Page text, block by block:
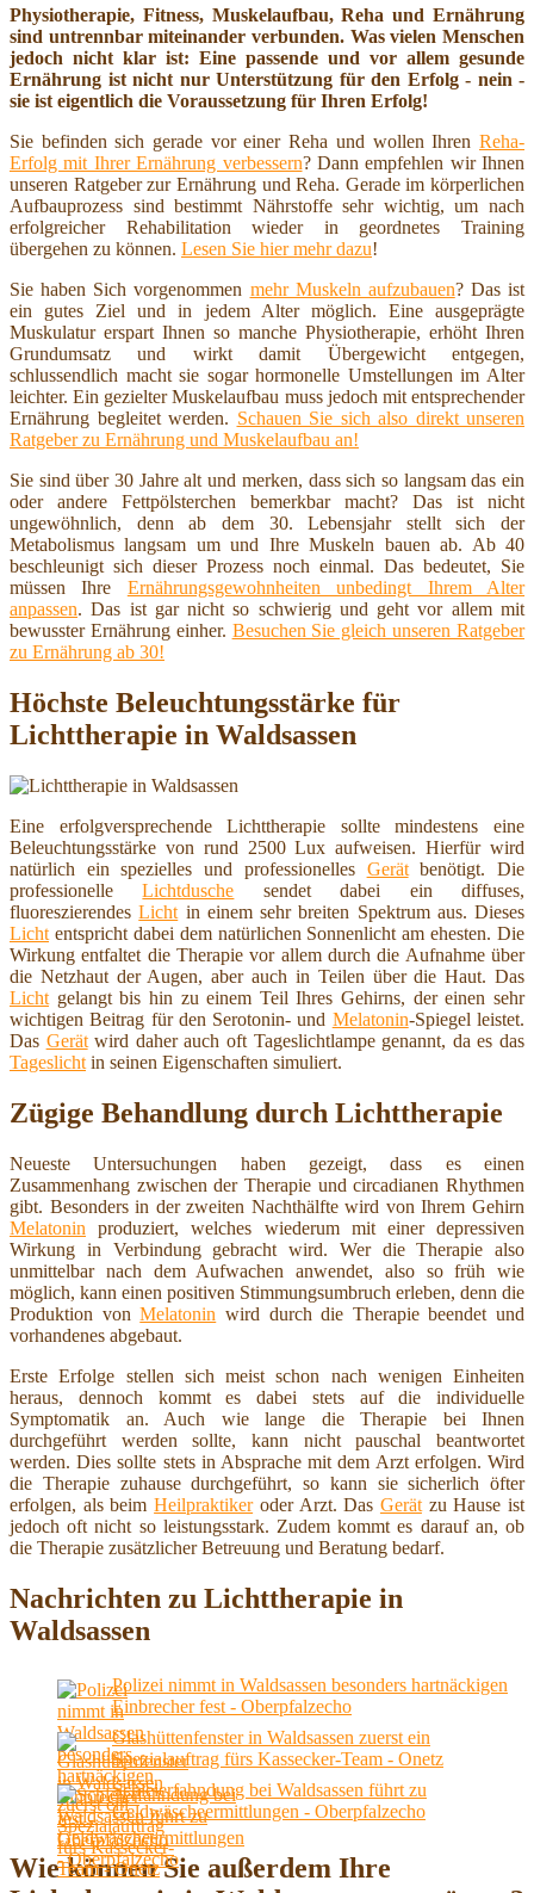
Physiotherapie, Fitness, Muskelaufbau, Reha und Ernährung
sind untrennbar miteinander verbunden. Was vielen Menschen
jedoch nicht klar ist: Eine passende und vor allem gesunde
Ernährung ist nicht nur Unterstützung für den Erfolg - nein -
sie ist eigentlich die Voraussetzung für Ihren Erfolg!
Sie befinden sich gerade vor einer Reha und wollen Ihren Reha-
Erfolg mit Ihrer Ernährung verbessern? Dann empfehlen wir Ihnen
unseren Ratgeber zur Ernährung und Reha. Gerade im körperlichen
Aufbauprozess sind bestimmt Nährstoffe sehr wichtig, um nach
erfolgreicher Rehabilitation wieder in geordnetes Training
übergehen zu können. Lesen Sie hier mehr dazu!
Sie haben Sich vorgenommen mehr Muskeln aufzubauen? Das ist
ein gutes Ziel und in jedem Alter möglich. Eine ausgeprägte
Muskulatur erspart Ihnen so manche Physiotherapie, erhöht Ihren
Grundumsatz und wirkt damit Übergewicht entgegen,
schlussendlich macht sie sogar hormonelle Umstellungen im Alter
leichter. Ein gezielter Muskelaufbau muss jedoch mit entsprechender
Ernährung begleitet werden. Schauen Sie sich also direkt unseren
Ratgeber zu Ernährung und Muskelaufbau an!
Sie sind über 30 Jahre alt und merken, dass sich so langsam das ein
oder andere Fettpölsterchen bemerkbar macht? Das ist nicht
ungewöhnlich, denn ab dem 30. Lebensjahr stellt sich der
Metabolismus langsam um und Ihre Muskeln bauen ab. Ab 40
beschleunigt sich dieser Prozess noch einmal. Das bedeutet, Sie
müssen Ihre Ernährungsgewohnheiten unbedingt Ihrem Alter
anpassen. Das ist gar nicht so schwierig und geht vor allem mit
bewusster Ernährung einher. Besuchen Sie gleich unseren Ratgeber
zu Ernährung ab 30!
Höchste Beleuchtungsstärke für
Lichttherapie in Waldsassen
Eine erfolgversprechende Lichttherapie sollte mindestens eine
Beleuchtungsstärke von rund 2500 Lux aufweisen. Hierfür wird
natürlich ein spezielles und professionelles Gerätbenötigt. Die
professionelleLichtdusche sendet dabei ein diffuses,
fluoreszierendesLicht in einem sehr breiten Spektrum aus. Dieses
Licht entspricht dabei dem natürlichen Sonnenlicht am ehesten. Die
Wirkung entfaltet die Therapie vor allem durch die Aufnahme über
die Netzhaut der Augen, aber auch in Teilen über die Haut. Das
Licht gelangt bis hin zu einem Teil Ihres Gehirns, der einen sehr
wichtigen Beitrag für den Serotonin- und Melatonin-Spiegel leistet.
Das Gerätwird daher auch oft Tageslichtlampe genannt, da es das
Tageslicht in seinen Eigenschaften simuliert.
Zügige Behandlung durch Lichttherapie
Neueste Untersuchungen haben gezeigt, dass es einen
Zusammenhang zwischen der Therapie und circadianen Rhythmen
gibt. Besonders in der zweiten Nachthälfte wird von Ihrem Gehirn
Melatonin produziert, welches wiederum mit einer depressiven
Wirkung in Verbindung gebracht wird. Wer die Therapie also
unmittelbar nach dem Aufwachen anwendet, also so früh wie
möglich, kann einen positiven Stimmungsumbruch erleben, denn die
Produktion vonMelatonin wird durch die Therapie beendet und
vorhandenes abgebaut.
Erste Erfolge stellen sich meist schon nach wenigen Einheiten
heraus, dennoch kommt es dabei stets auf die individuelle
Symptomatik an. Auch wie lange die Therapie bei Ihnen
durchgeführt werden sollte, kann nicht pauschal beantwortet
werden. Dies sollte stets in Absprache mit dem Arzt erfolgen. Wird
die Therapie zuhause durchgeführt, so kann sie sicherlich öfter
erfolgen, als beimHeilpraktikeroder Arzt. Das Gerätzu Hause ist
jedoch oft nicht so leistungsstark. Zudem kommt es darauf an, ob
die Therapie zusätzlicher Betreuung und Beratung bedarf.
Nachrichten zu Lichttherapie in
Waldsassen
Polizei nimmt in Waldsassen besonders hartnäckigen
Einbrecher fest - Oberpfalzecho
Glashüttenfenster in Waldsassen zuerst ein
Spezialauftrag fürs Kassecker-Team - Onetz
Schleierfahndung bei Waldsassen führt zu
Geldwäscheermittlungen - Oberpfalzecho
Wie können Sie außerdem Ihre